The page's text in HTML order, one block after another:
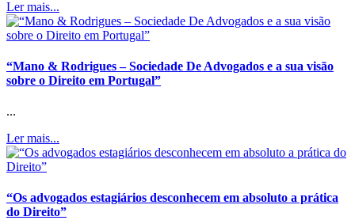
Ler mais...
“Mano & Rodrigues – Sociedade De Advogados e a sua visão
sobre o Direito em Portugal”
...
Ler mais...
“Os advogados estagiários desconhecem em absoluto a prática
do Direito”